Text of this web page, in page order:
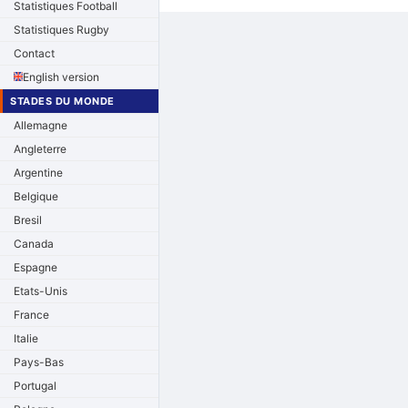
Statistiques Football
Statistiques Rugby
Contact
English version
STADES DU MONDE
Allemagne
Angleterre
Argentine
Belgique
Bresil
Canada
Espagne
Etats-Unis
France
Italie
Pays-Bas
Portugal